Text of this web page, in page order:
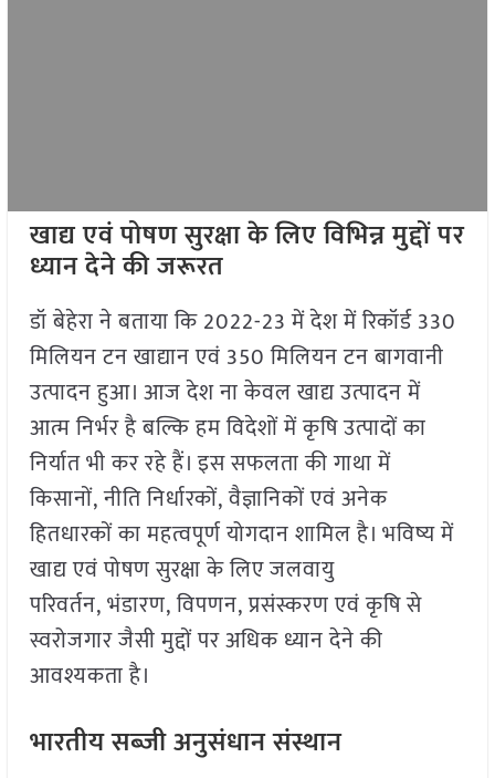
खाद्य एवं पोषण सुरक्षा के लिए विभिन्न मुद्दों पर
ध्यान देने की जरूरत
डॉ बेहेरा ने बताया कि 2022-23 में देश में रिकॉर्ड 330
मिलियन टन खाद्यान एवं 350 मिलियन टन बागवानी
उत्पादन हुआ। आज देश ना केवल खाद्य उत्पादन में
आत्म निर्भर है बल्कि हम विदेशों में कृषि उत्पादों का
निर्यात भी कर रहे हैं। इस सफलता की गाथा में
किसानों, नीति निर्धारकों, वैज्ञानिकों एवं अनेक
हितधारकों का महत्वपूर्ण योगदान शामिल है। भविष्य में
खाद्य एवं पोषण सुरक्षा के लिए जलवायु
परिवर्तन, भंडारण, विपणन, प्रसंस्करण एवं कृषि से
स्वरोजगार जैसी मुद्दों पर अधिक ध्यान देने की
आवश्यकता है।
भारतीय सब्जी अनुसंधान संस्थान